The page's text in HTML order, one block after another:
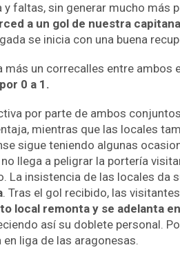
faltas, sin generar mucho
a un gol de nuestra
se inicia con una buena
más un correcalles entre
0 a 1.
por parte de ambos
mientras que las locales
sigue teniendo algunas
llega a peligrar la portería
La insistencia de las locales da
. Tras el gol recibido, las
local remonta y se adelanta
así su doblete personal.
liga de las aragonesas.